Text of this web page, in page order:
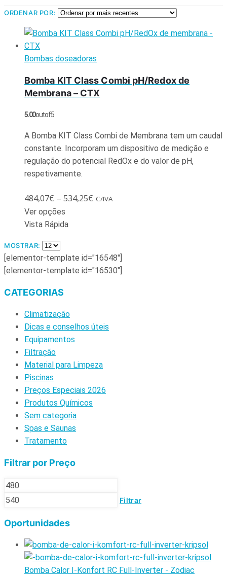
ORDENAR POR:
Bombas doseadoras
Bomba KIT Class Combi pH/Redox de
Membrana – CTX
5.00out of 5
A Bomba KIT Class Combi de Membrana tem um caudal
constante. Incorporam um dispositivo de medição e
regulação do potencial RedOx e do valor de pH,
respetivamente.
484,07€ – 534,25€ C/IVA
Ver opções
Vista Rápida
MOSTRAR:
[elementor-template id="16548"]
[elementor-template id="16530"]
CATEGORIAS
Climatização
Dicas e conselhos úteis
Equipamentos
Filtração
Material para Limpeza
Piscinas
Preços Especiais 2026
Produtos Químicos
Sem categoria
Spas e Saunas
Tratamento
Filtrar por Preço
Filtrar
Oportunidades
Bomba Calor I-Konfort RC Full-Inverter - Zodiac